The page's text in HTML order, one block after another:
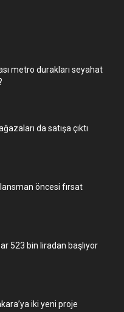
metro durakları seyahat
da satışa çıktı
öncesi fırsat
523 bin liradan başlıyor
iki yeni proje